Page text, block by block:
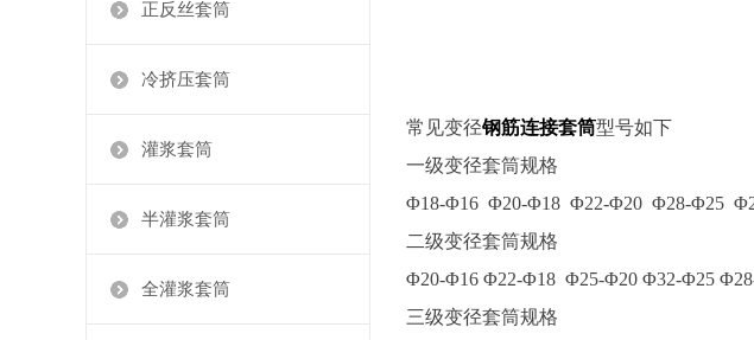
正反丝套筒
冷挤压套筒
灌浆套筒
半灌浆套筒
全灌浆套筒
常见变径钢筋连接套筒型号如下
一级变径套筒规格
Φ18-Φ16 Φ20-Φ18 Φ22-Φ20 Φ28-Φ25
二级变径套筒规格
Φ20-Φ16 Φ22-Φ18 Φ25-Φ20 Φ32-Φ25
三级变径套筒规格